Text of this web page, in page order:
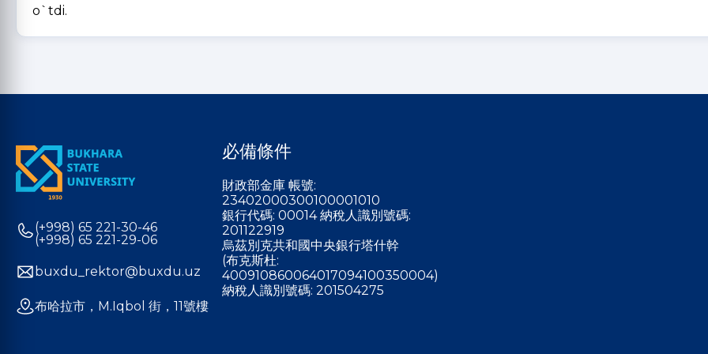
o`tdi.
(+998) 65 221-30-46
(+998) 65 221-29-06
buxdu_rektor@buxdu.uz
布哈拉市，M.Iqbol 街，11號樓
必備條件
財政部金庫 帳號:
23402000300100001010
銀行代碼: 00014 納稅人識別號碼:
201122919
烏茲別克共和國中央銀行塔什幹
(布克斯杜:
400910860064017094100350004)
納稅人識別號碼: 201504275